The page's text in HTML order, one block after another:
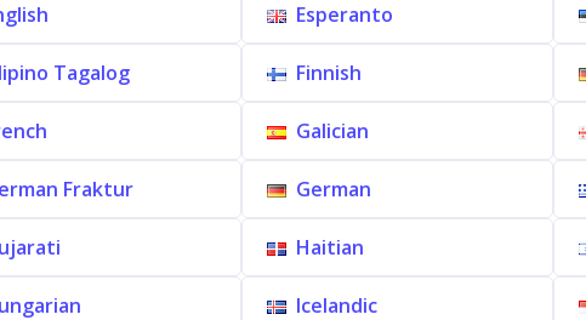
Esperanto
Tagalog Finnish
Galician
Fraktur German
Haitian
Icelandic